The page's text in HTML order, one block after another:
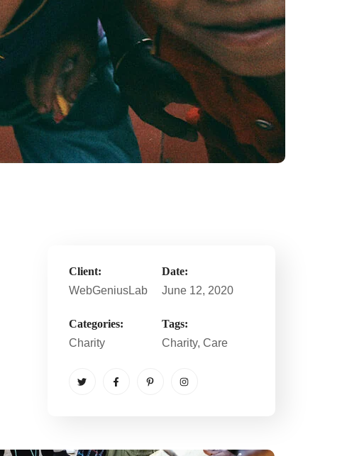
Client:
WebGeniusLab
Date:
June 12, 2020
Categories:
Charity
Tags:
Charity, Care